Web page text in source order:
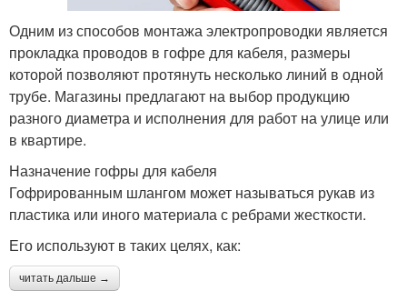
Гофр для проводов
Гофр для кабельных
проводов
Подземный кабель
Одним из способов монтажа электропроводки является
прокладка проводов в гофре для кабеля, размеры
которой позволяют протянуть несколько линий в одной
трубе. Магазины предлагают на выбор продукцию
разного диаметра и исполнения для работ на улице или
в квартире.
Назначение гофры для кабеля
Гофрированным шлангом может называться рукав из
пластика или иного материала с ребрами жесткости.
Его используют в таких целях, как:
читать дальше →